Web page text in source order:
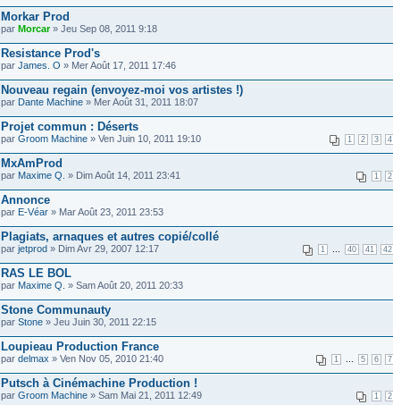
Morkar Prod
par Morcar» Jeu Sep 08, 2011 9:18
Resistance Prod's
par James. O » Mer Août 17, 2011 17:46
Nouveau regain (envoyez-moi vos artistes !)
par Dante Machine » Mer Août 31, 2011 18:07
Projet commun : Déserts
1 2 3 4
par Groom Machine » Ven Juin 10, 2011 19:10
MxAmProd
1 2
par Maxime Q. » Dim Août 14, 2011 23:41
Annonce
par E-Véar » Mar Août 23, 2011 23:53
Plagiats, arnaques et autres copié/collé
1 40 41 42
par jetprod » Dim Avr 29, 2007 12:17
RAS LE BOL
par Maxime Q. » Sam Août 20, 2011 20:33
Stone Communauty
par Stone » Jeu Juin 30, 2011 22:15
Loupieau Production France
1 5 6 7
par delmax » Ven Nov 05, 2010 21:40
Putsch à Cinémachine Production !
1 2
par Groom Machine » Sam Mai 21, 2011 12:49